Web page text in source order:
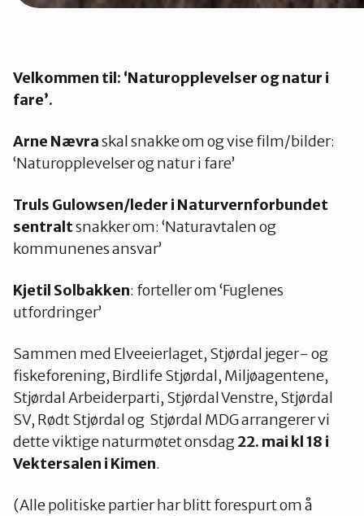
Velkommen til: ‘Naturopplevelser og natur i
fare’.
Arne Nævraskal snakke om og vise film/bilder:
‘Naturopplevelser og natur i fare’
Truls Gulowsen/leder i Naturvernforbundet
sentraltsnakker om: ‘Naturavtalen og
kommunenes ansvar’
Kjetil Solbakken: forteller om ‘Fuglenes
utfordringer’
Sammen med Elveeierlaget, Stjørdal jeger- og
fiskeforening, Birdlife Stjørdal, Miljøagentene,
Stjørdal Arbeiderparti, Stjørdal Venstre, Stjørdal
SV, Rødt Stjørdal og Stjørdal MDG arrangerer vi
dette viktige naturmøtet onsdag22. mai kl 18 i
Vektersalen i Kimen.
(Alle politiske partier har blitt forespurt om å